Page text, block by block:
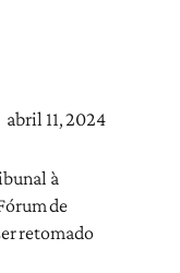
abril 11, 2024
à
de
retomado